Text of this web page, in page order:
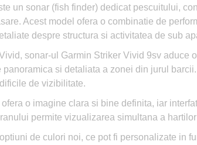
un sonar (fish finder) dedicat pescuitului,
Acest model ofera o combinatie de
despre structura si activitatea de sub
sonar-ul Garmin Striker Vivid 9sv
panoramica si detaliata a zonei din jurul
de vizibilitate.
o imagine clara si bine definita, iar
permite vizualizarea simultana a
de culori noi, ce pot fi personalizate in